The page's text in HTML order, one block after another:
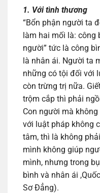
1. Với tình thương
“Bổn phận người ta
làm hai mối là: công
người” tức là công
là nhân ái. Người ta
những có tội đối với
còn trừng trị nữa.
trộm cắp thì phải
Con người mà
với luật pháp không
tâm, thì là không
mình không giúp
mình, nhưng trong
bình và nhân ái
Sơ Đẳng).